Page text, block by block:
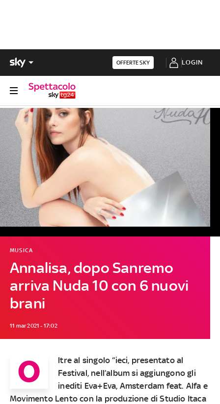
OFFERTE SKY LOGIN
Annalisa, dopo Sanremo
arriva Nuda 10 con 6 nuovi
brani
MUSICA
11 mar 2021 - 17:02
O
ltre al singolo “ieci, presentato al
Festival, nell’album si aggiungono gli
inediti Eva+Eva, Amsterdam feat. Alfa e
Movimento Lento con la produzione di Studio Itaca